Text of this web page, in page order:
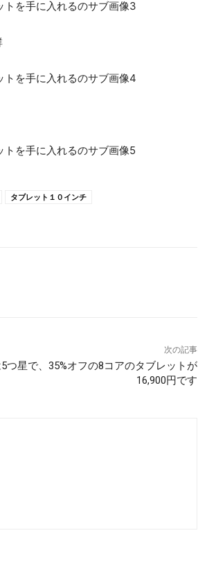
タブレット１０インチ
次の記事
つ星で、35%オフの8コアのタブレットが
16,900円です